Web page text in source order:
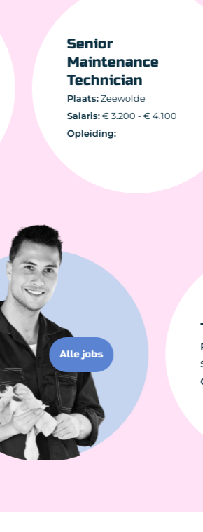
Senior
Maintenance
Technician
Plaats:Zeewolde
Salaris:€ 3.200 - € 4.100
Opleiding:
Alle jobs